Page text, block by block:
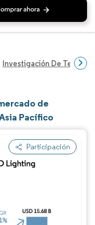
Investigación De
de
Pacífico
Participación